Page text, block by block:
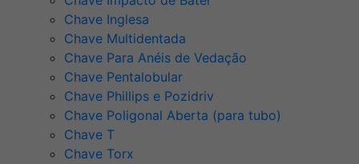
Chave Inglesa
Chave Multidentada
Chave Para Anéis de Vedação
Chave Pentalobular
Chave Phillips e Pozidriv
Chave Poligonal Aberta (para tubo)
Chave T
Chave Torx